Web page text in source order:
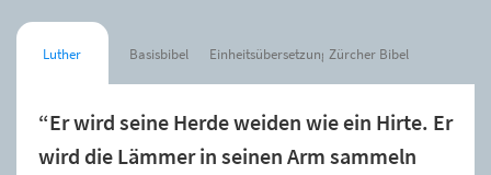
Luther Basisbibel Einheitsübersetzung Zürcher Bibel
“Er wird seine Herde weiden wie ein Hirte. Er
wird die Lämmer in seinen Arm sammeln